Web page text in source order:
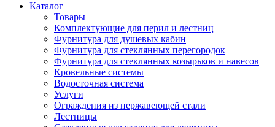
Каталог
Товары
Комплектующие для перил и лестниц
Фурнитура для душевых кабин
Фурнитура для стеклянных перегородок
Фурнитура для стеклянных козырьков и навесов
Кровельные системы
Водосточная система
Услуги
Ограждения из нержавеющей стали
Лестницы